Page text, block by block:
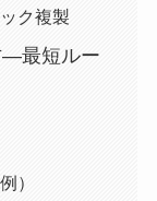
ク複製
—最短ルー
）